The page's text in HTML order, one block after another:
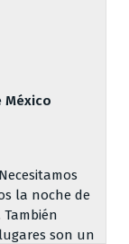
México
la noche de
son un